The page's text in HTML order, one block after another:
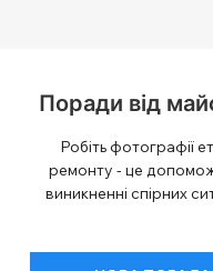
Поради від
Робіть фотографії
ремонту - це
виникненні спірних